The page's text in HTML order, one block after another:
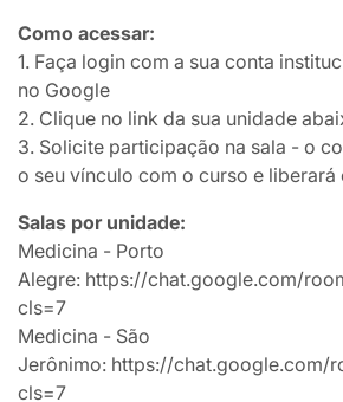
Como acessar:
1. Faça login com a sua conta
no Google
2. Clique no link da sua unidade
3. Solicite participação na sala - o
o seu vínculo com o curso e liberará
Salas por unidade:
Medicina - Porto
Alegre: https://chat.google.com/
cls=7
Medicina - São
Jerônimo: https://chat.google.com/
cls=7